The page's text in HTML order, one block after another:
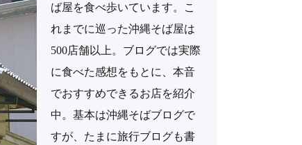
ば屋を食べ歩いています。こ
れまでに巡った沖縄そば屋は
500店舗以上。ブログでは実際
に食べた感想をもとに、本音
でおすすめできるお店を紹介
中。基本は沖縄そばブログで
すが、たまに旅行ブログも書